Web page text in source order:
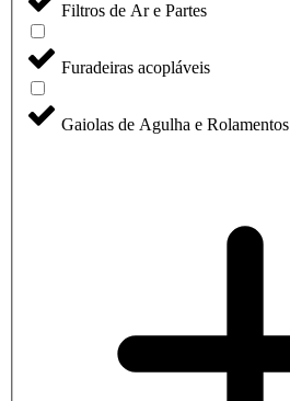
Filtros de Ar e Partes
Furadeiras acopláveis
Gaiolas de Agulha e Rolamentos